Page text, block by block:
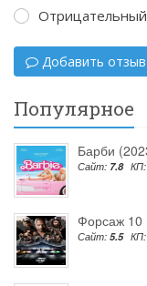
Отрицательный
Добавить отзыв
Популярное
Барби
Сайт: 7.8 КП:
Форсаж 10
Сайт: 5.5 КП: